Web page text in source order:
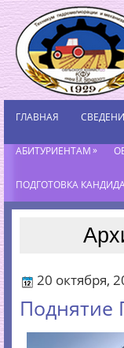
ГЛАВНАЯ
АБИТУРИЕНТАМ»
ПОДГОТОВКА
20 октября,
Поднятие